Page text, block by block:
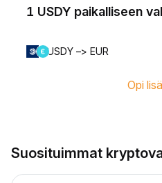
1 USDY paikalliseen
USDY –> EUR
Opi
Suosituimmat